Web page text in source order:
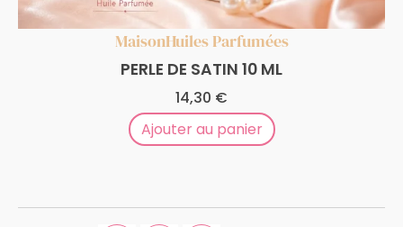
MaisonHuiles Parfumées
PERLE DE SATIN 10 ML
14,30 €
Ajouter au panier